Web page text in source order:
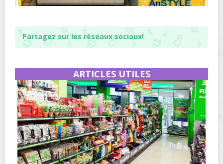
Partagez sur les réseaux sociaux!
ARTICLES UTILES